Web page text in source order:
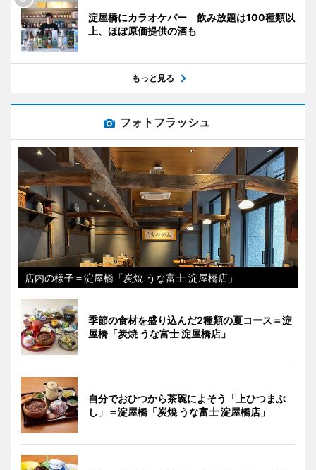
淀屋橋にカラオケバー 飲み放題は100種類以
上、ほぼ原価提供の酒も
もっと見る
フォトフラッシュ
店内の様子＝淀屋橋「炭焼 うな富士 淀屋橋店」
季節の食材を盛り込んだ2種類の夏コース＝淀
屋橋「炭焼 うな富士 淀屋橋店」
自分でおひつから茶碗によそう「上ひつまぶ
し」＝淀屋橋「炭焼 うな富士 淀屋橋店」